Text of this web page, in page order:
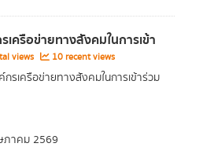
ครือข่ายทางสังคมในการเข้า
views 10 recent views
รเครือข่ายทางสังคมในการเข้าร่วม
าคม 2569